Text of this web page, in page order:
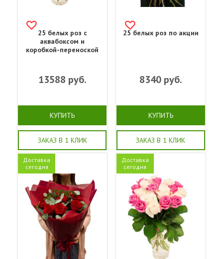
25 белых роз с
аквабоксом и
коробкой-переноской
13588 руб.
КУПИТЬ
ЗАКАЗ В 1 КЛИК
25 белых роз по акции
8340руб.
КУПИТЬ
ЗАКАЗ В 1 КЛИК
Доставка
сегодня
Доставка
сегодня